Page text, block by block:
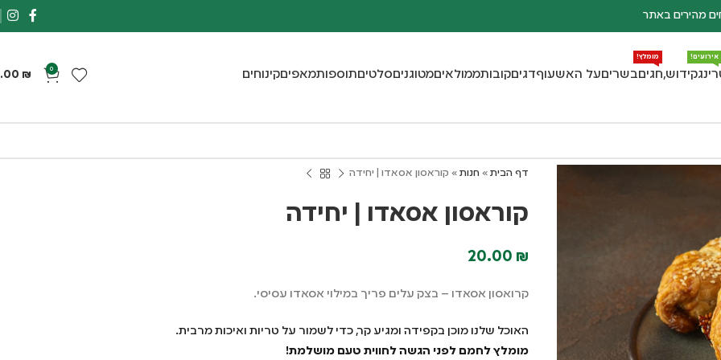
מהירים באתר
אירועים!
קידוש,חגים
מומלץ!
בשריםעל האשעוףדגיםקובותממולאיםמטוגניםסלטיםתוספותמאפיםקינוחים 0
₪
דף הבית » חנות » קוראסון אסאדו | יחידה
קוראסון אסאדו | יחידה
20.00 ₪
קרואסון אסאדו – בצק עלים פריך במילוי אסאדו עסיסי.
האוכל שלנו מוכן בקפידה ומגיע קר, כדי לשמור על טריות ואיכות מרבית.
מומלץ לחמם לפני הגשה לחווית טעם מושלמת!